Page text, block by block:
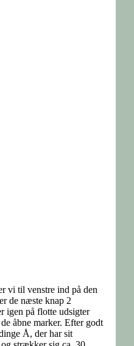
vi til venstre ind på den
de næste knap 2
igen på flotte udsigter
åbne marker. Efter godt
Å, der har sit